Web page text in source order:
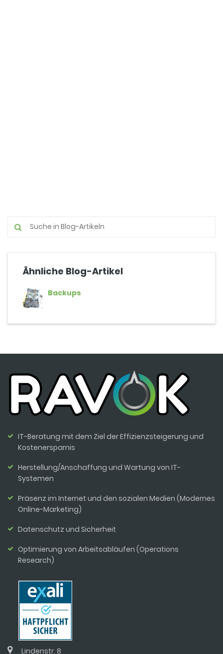
Ähnliche Blog-Artikel
Backups
IT-Beratung mit dem Ziel der Effizienzsteigerung und
Kostenersparnis
Herstellung/Anschaffung und Wartung von IT-
Systemen
Präsenz im Internet und den sozialen Medien (Modernes
Online-Marketing)
Datenschutz und Sicherheit
Optimierung von Arbeitsabläufen (Operations
Research)
Lindenstr. 8